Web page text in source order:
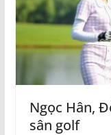
Ngọc Hân,
sân golf